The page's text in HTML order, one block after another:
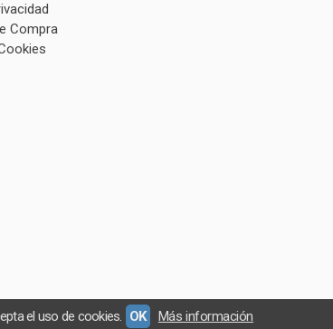
Compra
el uso de cookies. OK Más información